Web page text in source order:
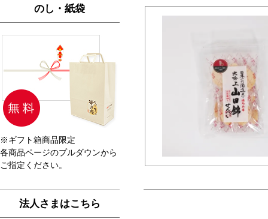
のし・紙袋
※ギフト箱商品限定
各商品ページのプルダウンから
ご指定ください。
法人さまはこちら